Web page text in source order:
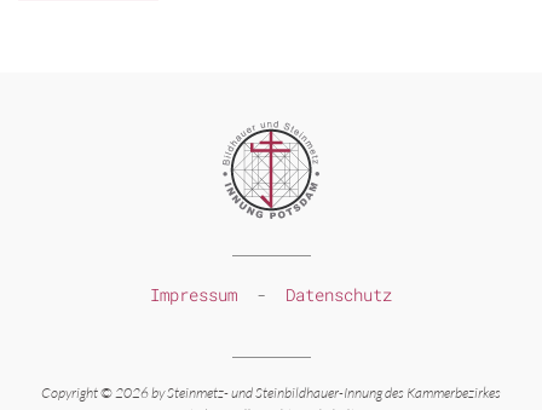
Impressum - Datenschutz
Copyright © 2026 by Steinmetz-und Steinbildhauer-Innung des Kammerbezirkes